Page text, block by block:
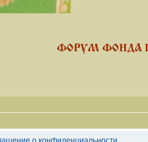
ФОРУМ ФОНДА
о конфиденциальности